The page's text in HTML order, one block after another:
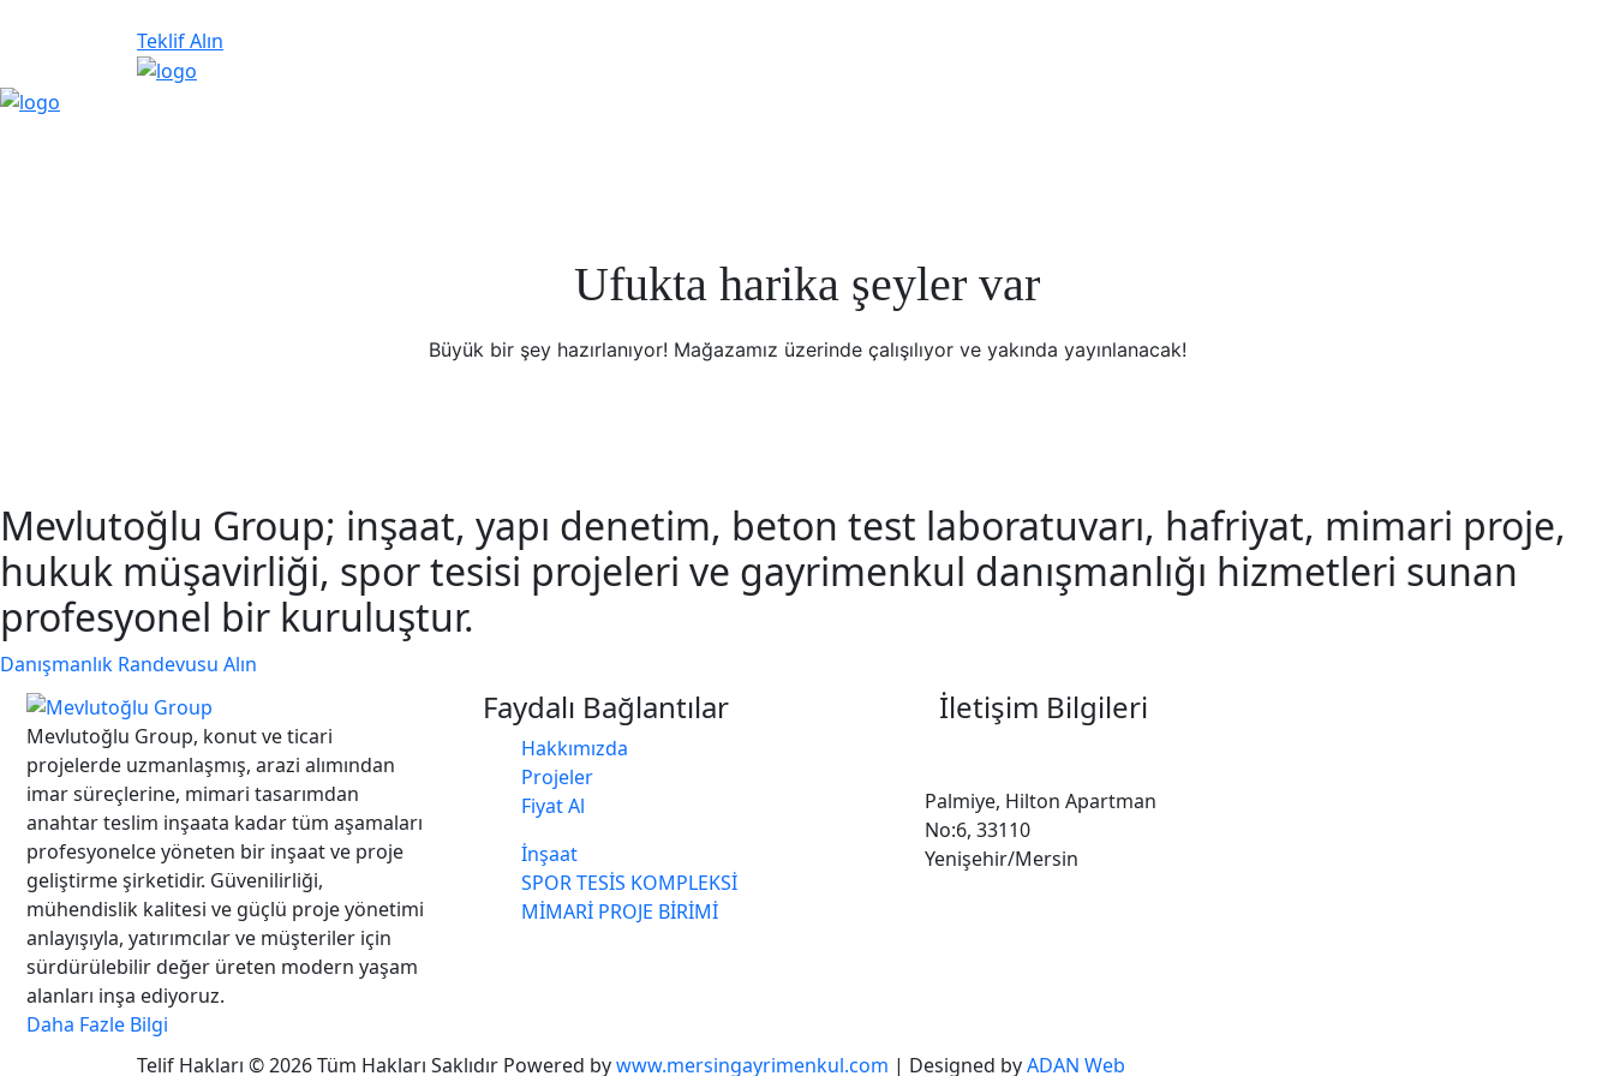
Teklif Alın
Ufukta harika şeyler var
Büyük bir şey hazırlanıyor! Mağazamız üzerinde çalışılıyor ve yakında yayınlanacak!
Mevlutoğlu Group; inşaat, yapı denetim, beton test laboratuvarı, hafriyat, mimari proje,
hukuk müşavirliği, spor tesisi projeleri ve gayrimenkul danışmanlığı hizmetleri sunan
profesyonel bir kuruluştur.
Danışmanlık Randevusu Alın
Mevlutoğlu Group, konut ve ticari
projelerde uzmanlaşmış, arazi alımından
imar süreçlerine, mimari tasarımdan
anahtar teslim inşaata kadar tüm aşamaları
profesyonelce yöneten bir inşaat ve proje
geliştirme şirketidir. Güvenilirliği,
mühendislik kalitesi ve güçlü proje yönetimi
anlayışıyla, yatırımcılar ve müşteriler için
sürdürülebilir değer üreten modern yaşam
alanları inşa ediyoruz.
Daha Fazle Bilgi
Faydalı Bağlantılar
Hakkımızda
Projeler
Fiyat Al
İnşaat
SPOR TESİS KOMPLEKSİ
MİMARİ PROJE BİRİMİ
İletişim Bilgileri
Palmiye, Hilton Apartman
No:6, 33110
Yenişehir/Mersin
Telif Hakları © 2026 Tüm Hakları Saklıdır Powered bywww.mersingayrimenkul.com | Designed byADAN Web